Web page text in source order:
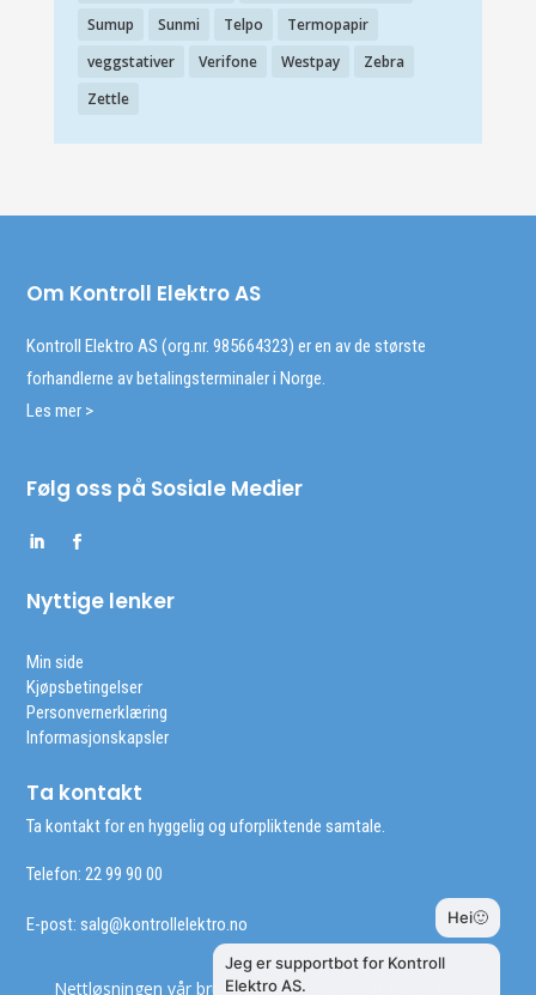
Sumup
Sunmi Telpo
Termopapir
veggstativer
Verifone Westpay
Zebra
Zettle
Om Kontroll Elektro AS
Kontroll Elektro AS (org.nr. 985664323) er en av de største
forhandlerne av betalingsterminaler i Norge.
Les mer >
Følg oss på Sosiale Medier
Nyttige lenker
Min side
Kjøpsbetingelser
Personvernerklæring
Informasjonskapsler
Ta kontakt
Ta kontakt for en hyggelig og uforpliktende samtale.
Telefon: 22 99 90 00
E-post: salg@kontrollelektro.no
Nettløsningen vår bruker cookies slik at du får en bedre